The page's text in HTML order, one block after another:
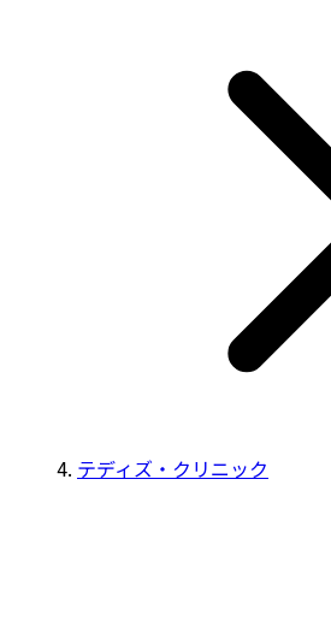
テディズ・クリニック